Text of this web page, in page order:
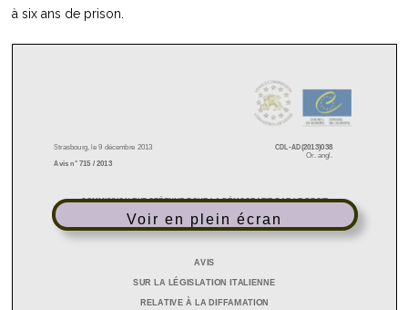
à six ans de prison.
Voir en plein écran